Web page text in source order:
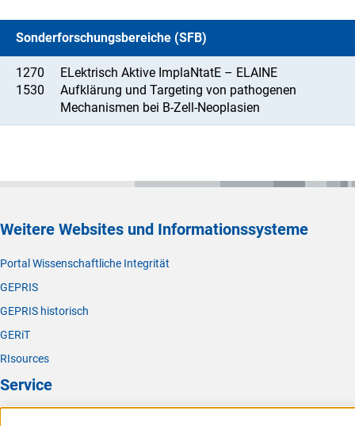
Sonderforschungsbereiche (SFB)
1270
ELektrisch Aktive ImplaNtatE – ELAINE
1530
Aufklärung und Targeting von pathogenen
Mechanismen bei B-Zell-Neoplasien
Weitere Websites und Informationssysteme
Portal Wissenschaftliche Integrität
GEPRIS
GEPRIS historisch
GERiT
RIsources
Service